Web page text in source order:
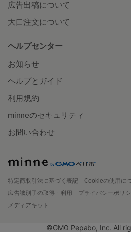
広告出稿について
大口注文について
ヘルプセンター
お知らせ
ヘルプとガイド
利用規約
minneのセキュリティ
お問い合わせ
特定商取引法に基づく表記
Cookieの使用に
広告識別子の取得・利用
プライバシーポリ
メディアキット
©GMO Pepabo, Inc. All